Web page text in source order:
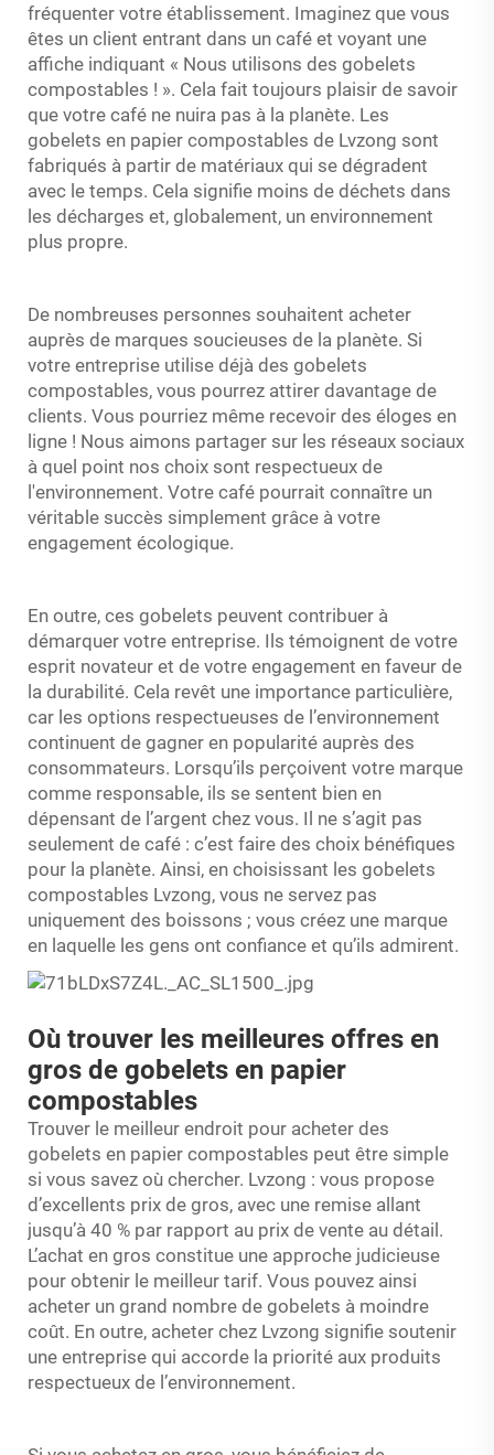
fréquenter votre établissement. Imaginez que vous
êtes un client entrant dans un café et voyant une
affiche indiquant « Nous utilisons des gobelets
compostables ! ». Cela fait toujours plaisir de savoir
que votre café ne nuira pas à la planète. Les
gobelets en papier compostables de Lvzong sont
fabriqués à partir de matériaux qui se dégradent
avec le temps. Cela signifie moins de déchets dans
les décharges et, globalement, un environnement
plus propre.
De nombreuses personnes souhaitent acheter
auprès de marques soucieuses de la planète. Si
votre entreprise utilise déjà des gobelets
compostables, vous pourrez attirer davantage de
clients. Vous pourriez même recevoir des éloges en
ligne ! Nous aimons partager sur les réseaux sociaux
à quel point nos choix sont respectueux de
l'environnement. Votre café pourrait connaître un
véritable succès simplement grâce à votre
engagement écologique.
En outre, ces gobelets peuvent contribuer à
démarquer votre entreprise. Ils témoignent de votre
esprit novateur et de votre engagement en faveur de
la durabilité. Cela revêt une importance particulière,
car les options respectueuses de l’environnement
continuent de gagner en popularité auprès des
consommateurs. Lorsqu’ils perçoivent votre marque
comme responsable, ils se sentent bien en
dépensant de l’argent chez vous. Il ne s’agit pas
seulement de café : c’est faire des choix bénéfiques
pour la planète. Ainsi, en choisissant les gobelets
compostables Lvzong, vous ne servez pas
uniquement des boissons ; vous créez une marque
en laquelle les gens ont confiance et qu’ils admirent.
Où trouver les meilleures offres en
gros de gobelets en papier
compostables
Trouver le meilleur endroit pour acheter des
gobelets en papier compostables peut être simple
si vous savez où chercher. Lvzong : vous propose
d’excellents prix de gros, avec une remise allant
jusqu’à 40 % par rapport au prix de vente au détail.
L’achat en gros constitue une approche judicieuse
pour obtenir le meilleur tarif. Vous pouvez ainsi
acheter un grand nombre de gobelets à moindre
coût. En outre, acheter chez Lvzong signifie soutenir
une entreprise qui accorde la priorité aux produits
respectueux de l’environnement.